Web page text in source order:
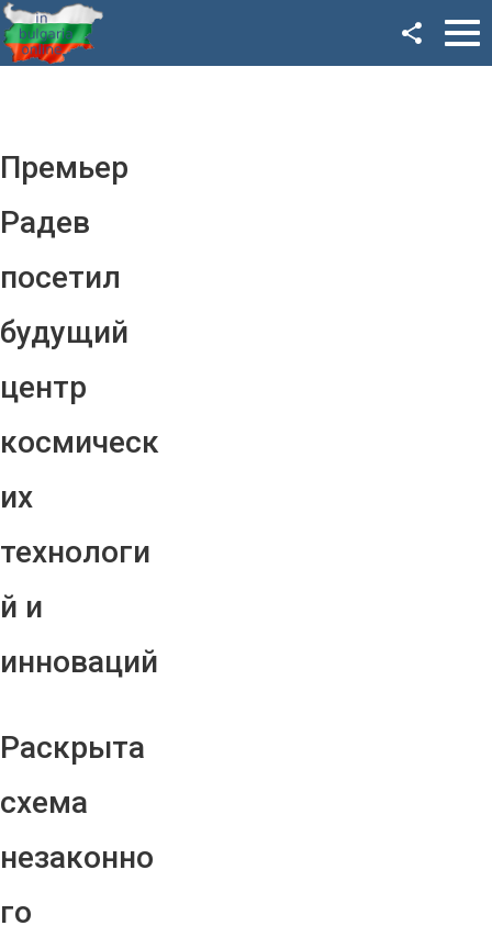
Премьер
Радев
посетил
будущий
центр
космическ
их
технологи
й и
инноваций
Раскрыта
схема
незаконно
го